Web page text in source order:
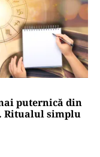
puternică din
Ritualul simplu